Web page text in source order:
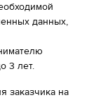
данных,
3 лет.
заказчика на